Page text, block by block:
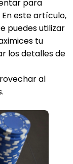
para
este artículo,
puedes utilizar
tu
los detalles de
al